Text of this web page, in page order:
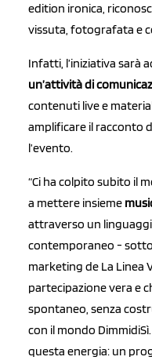
edition ironica,
vissuta, fotografata e
Infatti, l’iniziativa sarà
un’attività di
contenuti live e
amplificare il racconto
l’evento.
“Ci ha colpito subito il
a mettere insieme
attraverso un
contemporaneo -
marketing de La Linea
partecipazione vera e
spontaneo, senza
con il mondo
questa energia: un